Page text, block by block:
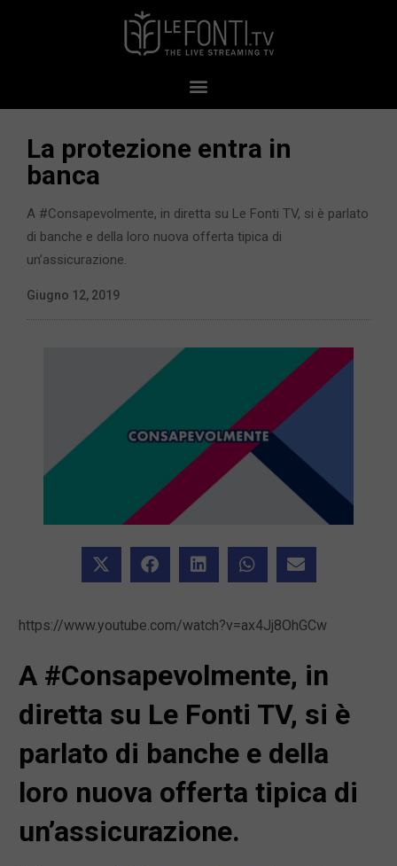
La protezione entra in
banca
A #Consapevolmente, in diretta su Le Fonti TV, si è parlato
di banche e della loro nuova offerta tipica di
un’assicurazione.
Giugno 12, 2019
https://www.youtube.com/watch?v=ax4Jj8OhGCw
A #Consapevolmente, in
diretta su Le Fonti TV, si è
parlato di banche e della
loro nuova offerta tipica di
un’assicurazione.